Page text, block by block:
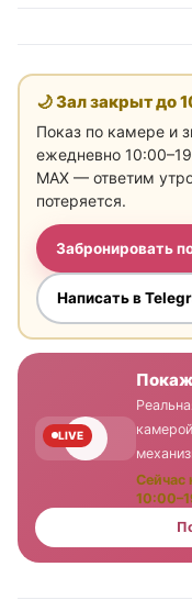
🌙 Зал закрыт до
Показ по камере и
ежедневно
MAX — ответим
потеряется.
Забронировать
Написать в
LIVE
Сейчас